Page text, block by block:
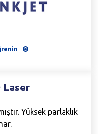
Laser
Yüksek parlaklık